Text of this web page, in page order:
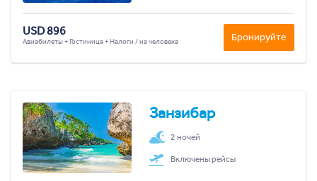
USD 896
Авиабилеты + Гостиница + Налоги / на человека Бронируйте
Занзибар
2 ночей
Включены рейсы